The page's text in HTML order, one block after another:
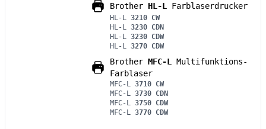
Brother HL-L Farblaserdrucker
HL-L 3210 CW
HL-L 3230 CDN
HL-L 3230 CDW
HL-L 3270 CDW
Brother MFC-L
Multifunktions-
Farblaser
MFC-L 3710 CW
MFC-L 3730 CDN
MFC-L 3750 CDW
MFC-L 3770 CDW